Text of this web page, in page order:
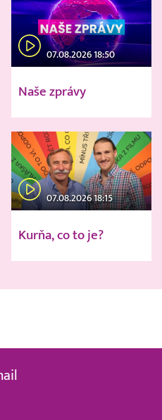
07.08.2026 18:50
Naše zprávy
07.08.2026 18:15
Kurňa, co to je?